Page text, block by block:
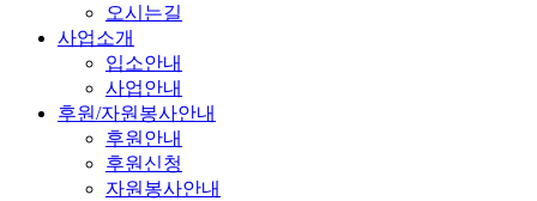
오시는길
사업소개
입소안내
사업안내
후원/자원봉사안내
후원안내
후원신청
자원봉사안내